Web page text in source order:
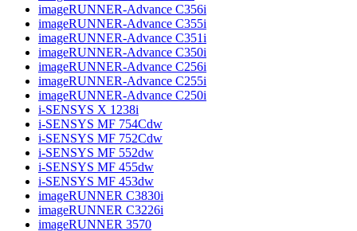
imageRUNNER-Advance C356i
imageRUNNER-Advance C355i
imageRUNNER-Advance C351i
imageRUNNER-Advance C350i
imageRUNNER-Advance C256i
imageRUNNER-Advance C255i
imageRUNNER-Advance C250i
i-SENSYS X 1238i
i-SENSYS MF 754Cdw
i-SENSYS MF 752Cdw
i-SENSYS MF 552dw
i-SENSYS MF 455dw
i-SENSYS MF 453dw
imageRUNNER C3830i
imageRUNNER C3226i
imageRUNNER 3570